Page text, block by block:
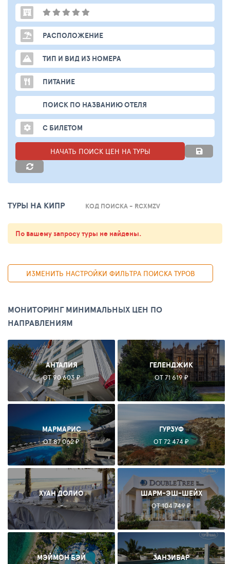
РАСПОЛОЖЕНИЕ
ТИП И ВИД ИЗ НОМЕРА
ПИТАНИЕ
ПОИСК ПО НАЗВАНИЮ ОТЕЛЯ
С БИЛЕТОМ
НАЧАТЬ ПОИСК ЦЕН НА ТУРЫ
ТУРЫ НА КИПР КОД ПОИСКА - RCXMZV
По вашему запросу туры не найдены.
ИЗМЕНИТЬ НАСТРОЙКИ ФИЛЬТРА ПОИСКА ТУРОВ
МОНИТОРИНГ МИНИМАЛЬНЫХ ЦЕН ПО
НАПРАВЛЕНИЯМ
АНТАЛИЯ
ОТ 90 603 ₽
ГЕЛЕНДЖИК
ОТ 71 619 ₽
МАРМАРИС
ОТ 87 062 ₽
ГУРЗУФ
ОТ 72 474 ₽
ХУАН ДОЛИО
-
ШАРМ-ЭШ-ШЕЙХ
ОТ 104 749 ₽
МЭЙМОН БЭЙ ЗАНЗИБАР